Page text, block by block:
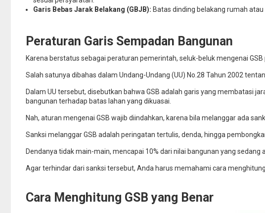
Garis Bebas Jarak Belakang (GBJB): Batas dinding belakang rumah
Peraturan Garis Sempadan Bangunan
Karena berstatus sebagai peraturan pemerintah, seluk-beluk mengenai
Salah satunya dibahas dalam Undang-Undang (UU) No.28 Tahun 2002
Dalam UU tersebut, disebutkan bahwa GSB adalah garis yang membatasi
bangunan terhadap batas lahan yang dikuasai.
Nah, aturan mengenai GSB wajib diindahkan, karena bila melanggar ada
Sanksi melanggar GSB adalah peringatan tertulis, denda, hingga
Dendanya tidak main-main, mencapai 10% dari nilai bangunan yang sedang
Agar terhindar dari sanksi tersebut, Anda harus memahami cara
Cara Menghitung GSB yang Benar